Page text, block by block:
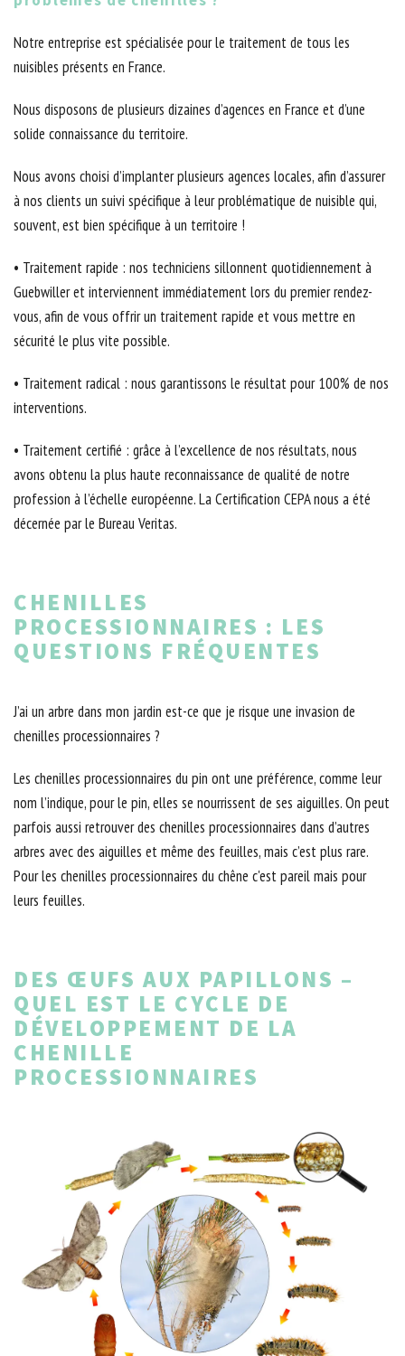
Notre entreprise est spécialisée pour le traitement de tous les
nuisibles présents en France.
Nous disposons de plusieurs dizaines d’agences en France et d’une
solide connaissance du territoire.
Nous avons choisi d’implanter plusieurs agences locales, afin d’assurer
à nos clients un suivi spécifique à leur problématique de nuisible qui,
souvent, est bien spécifique à un territoire !
• Traitement rapide : nos techniciens sillonnent quotidiennement à
Guebwiller et interviennent immédiatement lors du premier rendez-
vous, afin de vous offrir un traitement rapide et vous mettre en
sécurité le plus vite possible.
• Traitement radical : nous garantissons le résultat pour 100% de nos
interventions.
• Traitement certifié : grâce à l’excellence de nos résultats, nous
avons obtenu la plus haute reconnaissance de qualité de notre
profession à l’échelle européenne. La Certification CEPA nous a été
décernée par le Bureau Veritas.
CHENILLES
PROCESSIONNAIRES : LES
QUESTIONS FRÉQUENTES
J’ai un arbre dans mon jardin est-ce que je risque une invasion de
chenilles processionnaires ?
Les chenilles processionnaires du pin ont une préférence, comme leur
nom l’indique, pour le pin, elles se nourrissent de ses aiguilles. On peut
parfois aussi retrouver des chenilles processionnaires dans d’autres
arbres avec des aiguilles et même des feuilles, mais c’est plus rare.
Pour les chenilles processionnaires du chêne c'est pareil mais pour
leurs feuilles.
DES ŒUFS AUX PAPILLONS –
QUEL EST LE CYCLE DE
DÉVELOPPEMENT DE LA
CHENILLE
PROCESSIONNAIRES